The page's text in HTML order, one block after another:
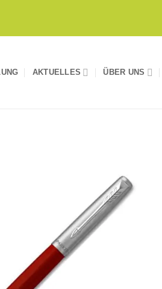
AKTUELLES ÜBER UNS
Auf die
Merkliste